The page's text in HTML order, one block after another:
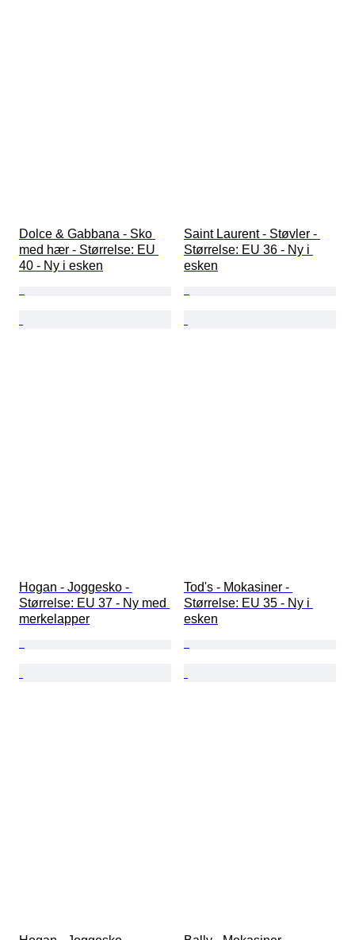
Dolce & Gabbana - Sko
med hær - Størrelse: EU
40 - Ny i esken
Saint Laurent - Støvler -
Størrelse: EU 36 - Ny i
esken
Hogan - Joggesko -
Størrelse: EU 37 - Ny med
merkelapper
Tod's - Mokasiner -
Størrelse: EU 35 - Ny i
esken